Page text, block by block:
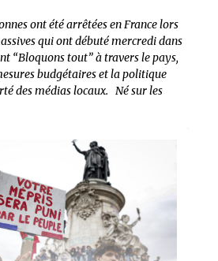
ont été arrêtées en France lors
qui ont débuté mercredi dans
“Bloquons tout” à travers le pays,
budgétaires et la politique
des médias locaux. Né sur les